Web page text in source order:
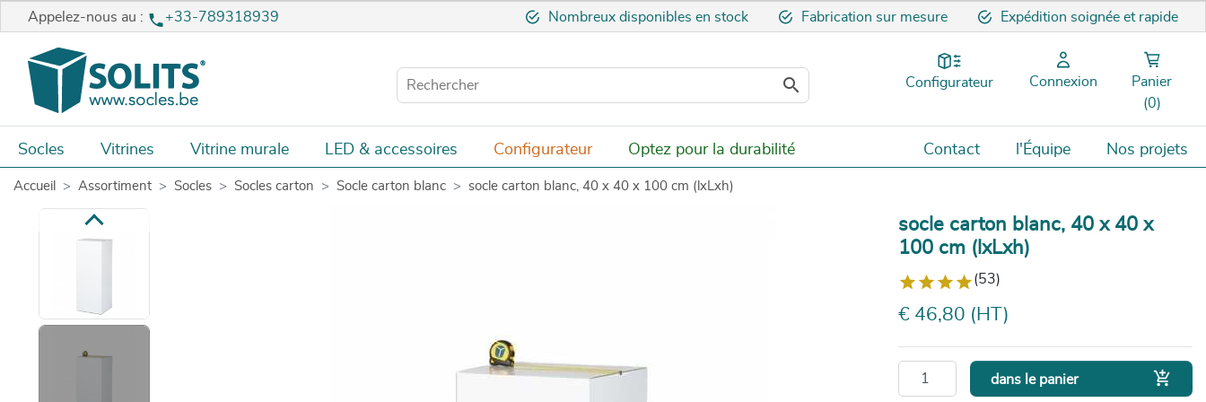
Appelez-nous au : +33-789318939 Nombreux disponibles en stock Fabrication sur mesure Expédition soignée et rapide
 Configurateur Connexion
Panier
(0)
Socles Vitrines Vitrine murale LED & accessoires Configurateur Nos projets
l'Équipe
Contact
Optez pour la durabilité
Accueil Assortiment Socles Socles carton Socle carton blanc socle carton blanc, 40 x 40 x 100 cm (lxLxh)
socle carton blanc, 40 x 40 x
100 cm (lxLxh)
(53)
€ 46,80 (HT)
dans le panier 